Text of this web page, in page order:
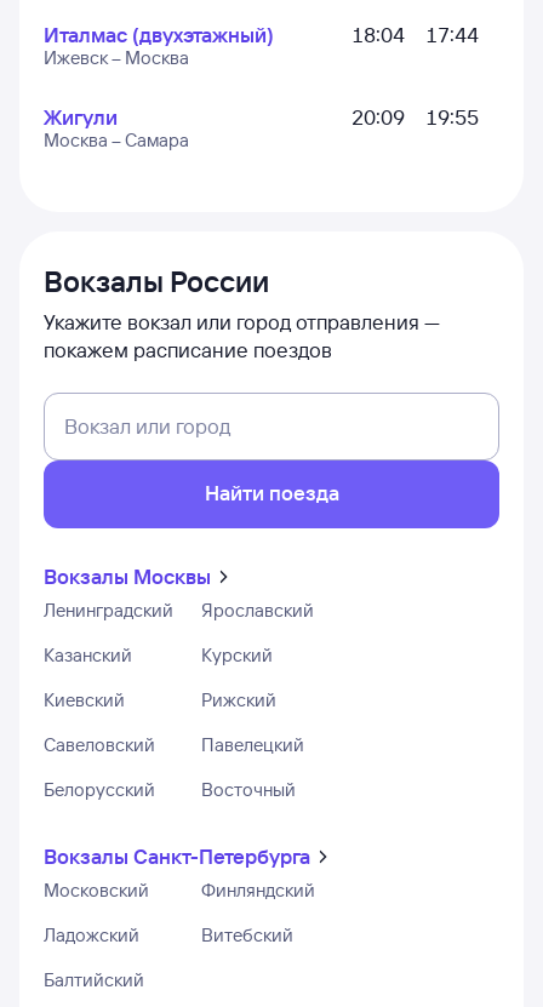
Италмас (двухэтажный)
Ижевск – Москва
18:04 17:44
Жигули
Москва – Самара
20:09 19:55
Вокзалы России
Укажите вокзал или город отправления —
покажем расписание поездов
Вокзал или город
Найти поезда
Вокзалы Москвы
Ленинградский
Ярославский
Казанский
Курский
Киевский
Рижский
Савеловский
Павелецкий
Белорусский
Восточный
Вокзалы Санкт-Петербурга
Московский
Финляндский
Ладожский
Витебский
Балтийский